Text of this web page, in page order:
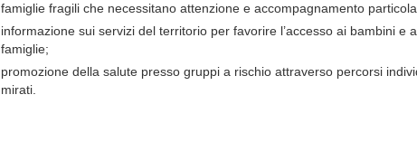
famiglie fragili che necessitano attenzione e accompagnamento
informazione sui servizi del territorio per favorire l’accesso ai bambini e
famiglie;
promozione della salute presso gruppi a rischio attraverso percorsi
mirati.